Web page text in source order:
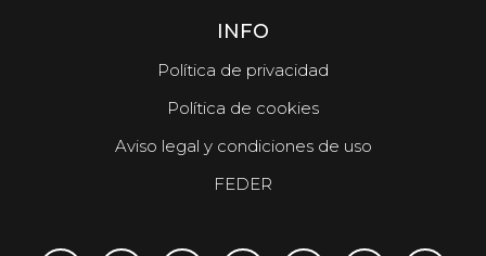
INFO
Política de privacidad
Política de cookies
Aviso legal y condiciones de uso
FEDER